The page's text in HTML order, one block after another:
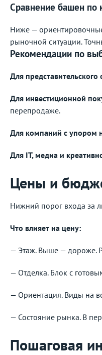
Сравнение башен
Ниже —
рыночной ситуации.
Рекомендации по
Для
Для инвестиционной
перепродаже.
Для компаний с упором
Для IT, медиа и
Цены и
Нижний порог входа за
Что влияет на цену:
— Этаж. Выше — дороже.
— Отделка. Блок с
— Ориентация. Виды на
— Состояние рынка. В
Пошаговая